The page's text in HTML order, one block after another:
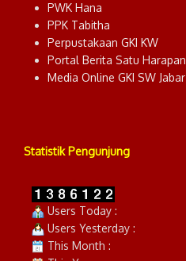
PWK Hana
PPK Tabitha
Perpustakaan GKI KW
Portal Berita Satu Harapan
Media Online GKI SW Jabar
Statistik Pengunjung
Users Today :
Users Yesterday :
This Month :